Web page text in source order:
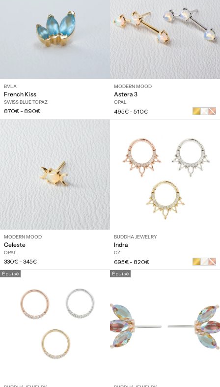
BVLA
French Kiss
SWISS BLUE TOPAZ
Prix
régulier
870€ - 890€
MODERN MOOD
Astera 3
OPAL
Prix
régulier
495€ - 510€
Or
blanc
Or
rose
MODERN MOOD
Celeste
OPAL
Prix
régulier
330€ - 345€
BUDDHA JEWELRY
Indra
CZ
Prix
régulier
695€ - 820€
Or
rose
Épuisé Épuisé